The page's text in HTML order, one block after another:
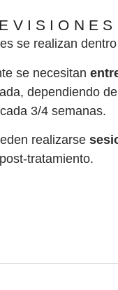
se realizan
se necesitan
dependiendo
3/4 semanas.
realizarse
post-tratamiento.